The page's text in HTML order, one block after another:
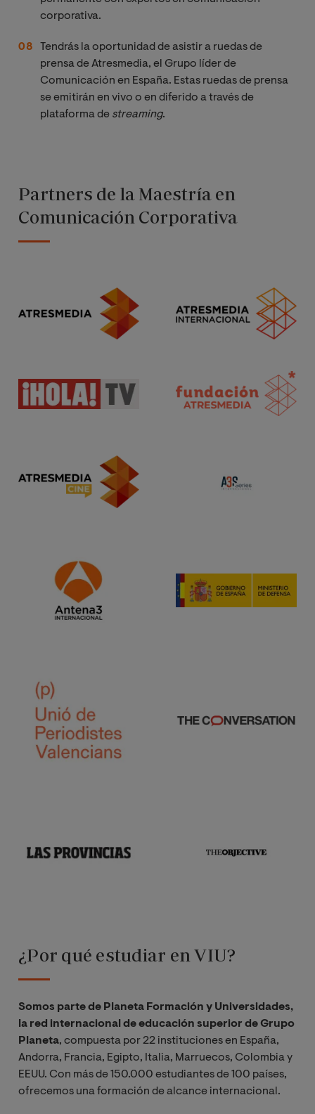
corporativa.
Tendrás la oportunidad de asistir a ruedas de
prensa de Atresmedia, el Grupo líder de
Comunicación en España. Estas ruedas de prensa
se emitirán en vivo o en diferido a través de
plataforma de streaming.
Partners de la Maestría en
Comunicación Corporativa
¿Por qué estudiar en VIU?
Somos parte de Planeta Formación y Universidades,
la red internacional de educación superior de Grupo
Planeta, compuesta por 22 instituciones en España,
Andorra, Francia, Egipto, Italia, Marruecos, Colombia y
EEUU. Con más de 150.000 estudiantes de 100 países,
ofrecemos una formación de alcance internacional.